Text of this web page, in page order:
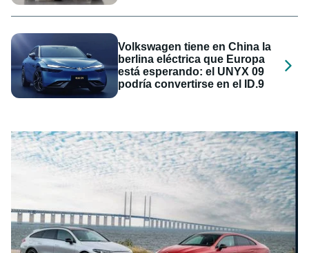
Volkswagen tiene en China la
berlina eléctrica que Europa
está esperando: el UNYX 09
podría convertirse en el ID.9